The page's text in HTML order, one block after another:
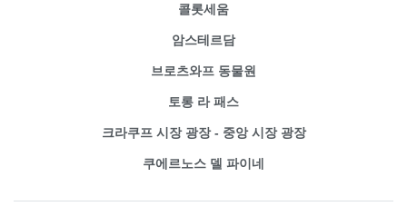
콜롯세움
암스테르담
브로츠와프 동물원
토롱 라 패스
크라쿠프 시장 광장 - 중앙 시장 광장
쿠에르노스 델 파이네